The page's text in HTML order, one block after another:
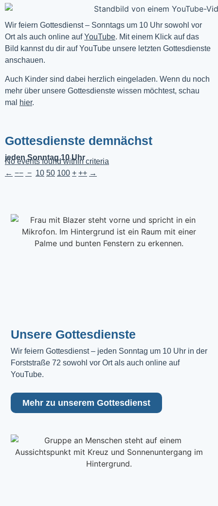
Wir feiern Gottesdienst – Sonntags um 10 Uhr sowohl vor
Ort als auch online auf YouTube. Mit einem Klick auf das
Bild kannst du dir auf YouTube unsere letzten Gottesdienste
anschauen.
Auch Kinder sind dabei herzlich eingeladen. Wenn du noch
mehr über unsere Gottesdienste wissen möchtest, schau
mal
hier.
Gottesdienste demnächst
jeden Sonntag 10 Uhr
No events found within criteria
← −− − 10 50 100 + ++ →
Unsere Gottesdienste
Wir feiern Gottesdienst – jeden Sonntag um 10 Uhr in der
Forststraße 72 sowohl vor Ort als auch online auf
YouTube.
Mehr zu unserem Gottesdienst